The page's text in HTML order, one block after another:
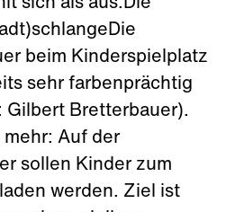
sich als aus.Die
beim Kinderspielplatz
sehr farbenprächtig
Gilbert Bretterbauer).
Auf der
sollen Kinder zum
werden. Ziel ist